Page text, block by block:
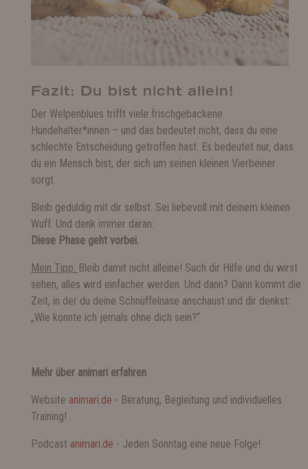
Fazit: Du bist nicht allein!
Der Welpenblues trifft viele frischgebackene
Hundehalter*innen – und das bedeutet nicht, dass du eine
schlechte Entscheidung getroffen hast. Es bedeutet nur, dass
du ein Mensch bist, der sich um seinen kleinen Vierbeiner
sorgt.
Bleib geduldig mit dir selbst. Sei liebevoll mit deinem kleinen
Wuff. Und denk immer daran:
Diese Phase geht vorbei.
Mein Tipp: Bleib damit nicht alleine! Such dir Hilfe und du wirst
sehen, alles wird einfacher werden. Und dann? Dann kommt die
Zeit, in der du deine Schnüffelnase anschaust und dir denkst:
„Wie konnte ich jemals ohne dich sein?“
Mehr über animari erfahren
Website animari.de - Beratung, Begleitung und individuelles
Training!
Podcast animari.de - Jeden Sonntag eine neue Folge!